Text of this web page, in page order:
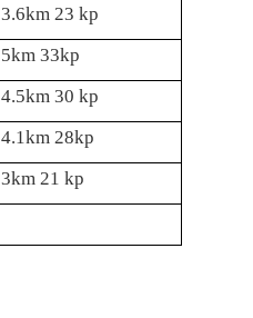
3.6km 23 kp
5km 33kp
4.5km 30 kp
4.1km 28kp
3km 21 kp